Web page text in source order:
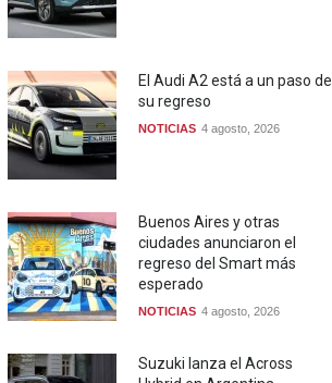
El Audi A2 está a un paso de
su regreso
NOTICIAS 4 agosto, 2026
Buenos Aires y otras
ciudades anunciaron el
regreso del Smart más
esperado
NOTICIAS 4 agosto, 2026
Suzuki lanza el Across